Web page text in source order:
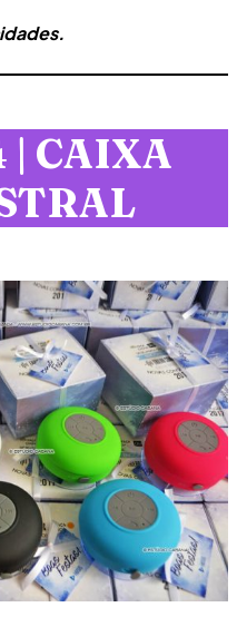
| CAIXA